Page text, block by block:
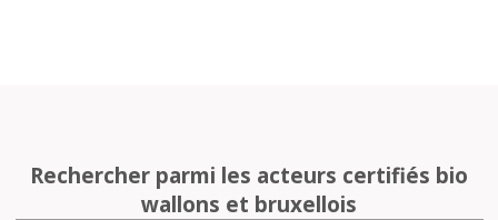
Rechercher parmi les acteurs certifiés bio
wallons et bruxellois